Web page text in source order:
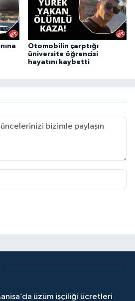
Otomobilin çarptığı
üniversite öğrencisi
hayatını kaybetti
üzüm işçiliği ücretleri